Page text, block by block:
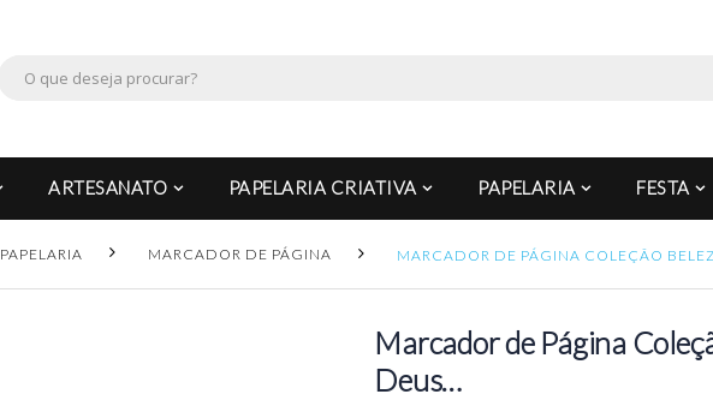
ARTESANATO PAPELARIA CRIATIVA PAPELARIA FESTA
PAPELARIA MARCADOR DE PÁGINA MARCADOR DE PÁGINA COLEÇÃO
Marcador de Página
Deus…